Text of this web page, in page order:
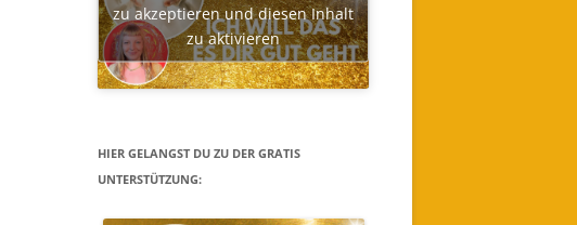
zu akzeptieren und diesen Inhalt
zu aktivieren
HIER GELANGST DU ZU DER GRATIS
UNTERSTÜTZUNG: